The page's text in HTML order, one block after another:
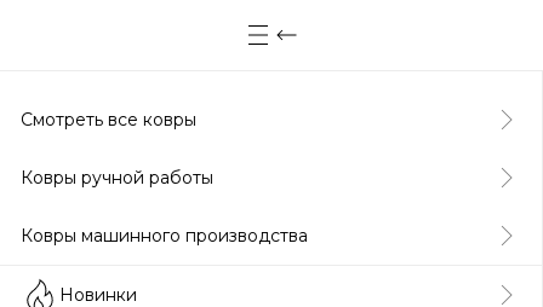
Смотреть все ковры
Ковры ручной работы
Ковры машинного производства
Новинки